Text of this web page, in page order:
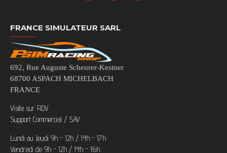
FRANCE SIMULATEUR SARL
692, Rue Auguste Scheurer-Kestner
68700 ASPACH MICHELBACH
FRANCE
Visite sur RDV
Support Commercial / SAV
Lundi au Jeudi 9h - 12h / 14h - 17h
Vendredi de 9h - 12h / 14h - 16h